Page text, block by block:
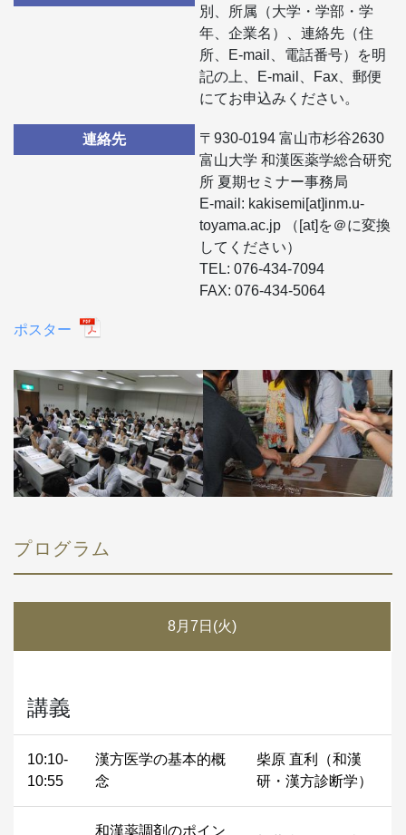
別、所属（大学・学部・学
年、企業名）、連絡先（住
所、E-mail、電話番号）を明
記の上、E-mail、Fax、郵便
にてお申込みください。
連絡先
〒930-0194 富山市杉谷2630
富山大学 和漢医薬学総合研究
所 夏期セミナー事務局
E-mail: kakisemi[at]inm.u-
toyama.ac.jp （[at]を＠に変換
してください）
TEL: 076-434-7094
FAX: 076-434-5064
ポスター
プログラム
8月7日(火)
講義
10:10-
10:55
漢方医学の基本的概
念
柴原 直利（和漢
研・漢方診断学）
和漢薬調剤のポイン